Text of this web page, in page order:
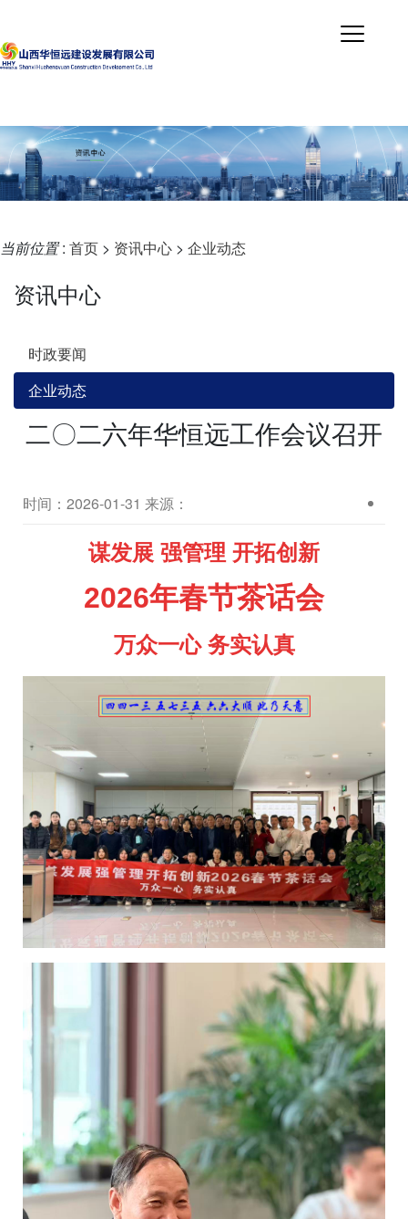
当前位置: 首页 > 资讯中心 > 企业动态
资讯中心
时政要闻
企业动态
二〇二六年华恒远工作会议召开
时间：2026-01-31 来源：
谋发展 强管理 开拓创新
2026年春节茶话会
万众一心 务实认真